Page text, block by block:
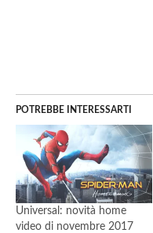
POTREBBE INTERESSARTI
Universal: novità home
video di novembre 2017